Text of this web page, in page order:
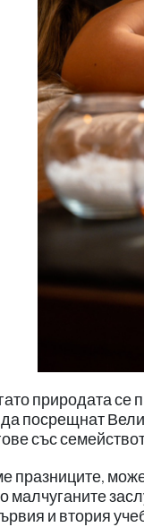
природата се
посрещнат
със
празниците,
малчуганите
и втория